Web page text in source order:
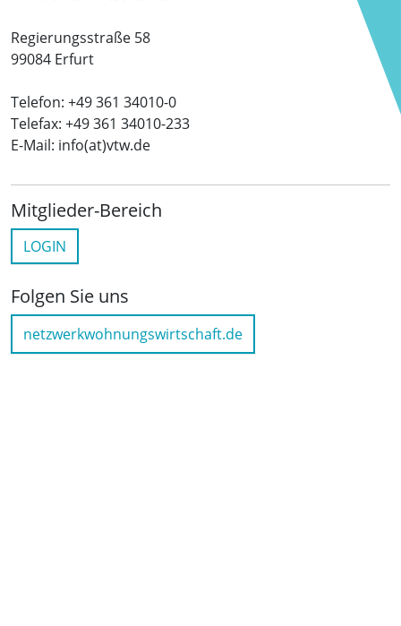
Regierungsstraße 58
99084 Erfurt
Telefon: +49 361 34010-0
Telefax: +49 361 34010-233
E-Mail: info(at)vtw.de
Mitglieder-Bereich
LOGIN
Folgen Sie uns
netzwerkwohnungswirtschaft.de